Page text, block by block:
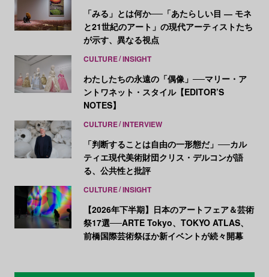
「みる」とは何か──「あたらしい目 ― モネ
と21世紀のアート」の現代アーティストたち
が示す、異なる視点
CULTURE INSIGHT
わたしたちの永遠の「偶像」──マリー・ア
ントワネット・スタイル【EDITOR’S
NOTES】
CULTURE INTERVIEW
「判断することは自由の一形態だ」──カル
ティエ現代美術財団クリス・デルコンが語
る、公共性と批評
CULTURE INSIGHT
【2026年下半期】日本のアートフェア＆芸術
祭17選──ARTE Tokyo、TOKYO ATLAS、
前橋国際芸術祭ほか新イベントが続々開幕